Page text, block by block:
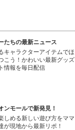
たちの最新ニュース
キャラクターアイテムでほ
こう！かわいい最新グッズ
情報を毎日配信
ンモールで新発見！
しめる新しい遊び方をママ
が現地から最新リポ！